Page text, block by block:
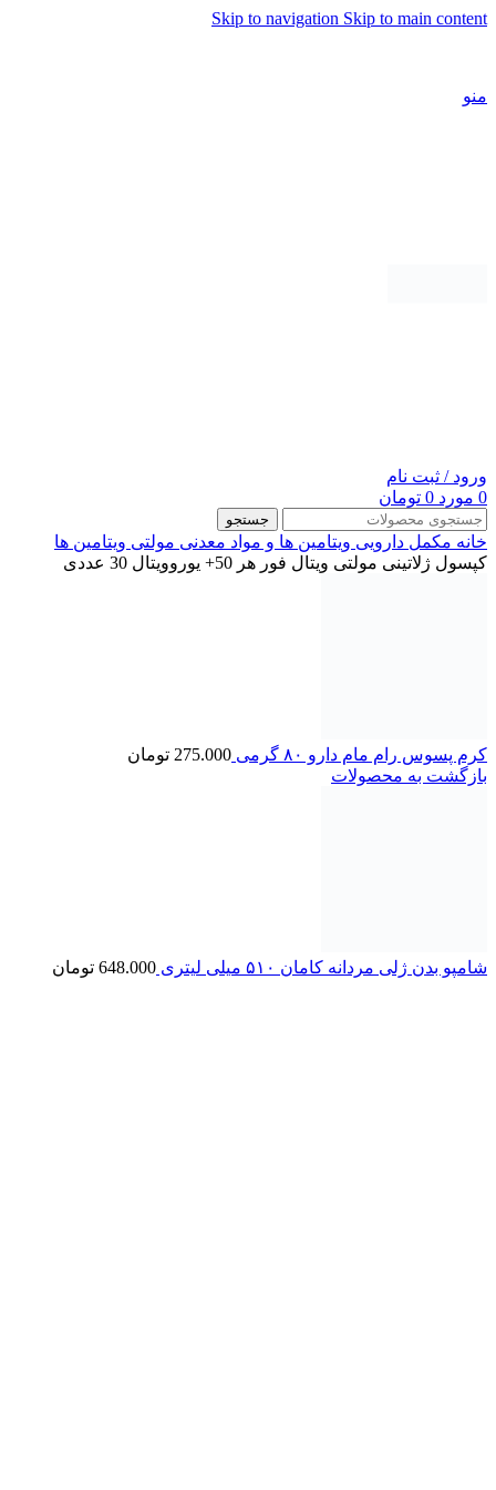
Skip to navigation Skip to main content
منو
ورود / ثبت نام
0 مورد 0 تومان
جستجو
خانه مکمل دارویی ویتامین ها و مواد معدنی مولتی ویتامین ها
کپسول ژلاتینی مولتی ویتال فور هر 50+ یوروویتال 30 عددی
کرم پسوس رام مام دارو ۸۰ گرمی 275.000 تومان
بازگشت به محصولات
شامپو بدن ژلی مردانه کامان ۵۱۰ میلی لیتری 648.000 تومان